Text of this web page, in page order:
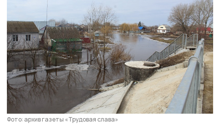
Фото: архив газеты «Трудовая слава»